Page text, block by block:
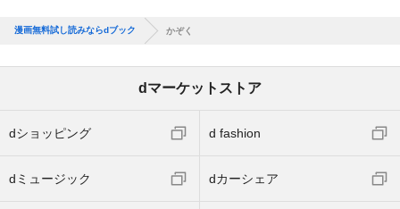
漫画無料試し読みならdブック かぞく
dマーケットストア
dショッピング d fashion
dミュージック dカーシェア